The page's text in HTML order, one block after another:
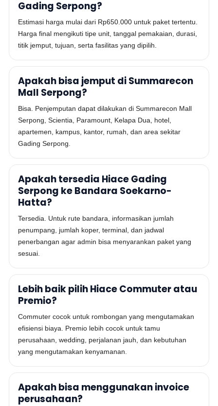
Gading Serpong?
Estimasi harga mulai dari Rp650.000 untuk paket tertentu.
Harga final mengikuti tipe unit, tanggal pemakaian, durasi,
titik jemput, tujuan, serta fasilitas yang dipilih.
Apakah bisa jemput di Summarecon
Mall Serpong?
Bisa. Penjemputan dapat dilakukan di Summarecon Mall
Serpong, Scientia, Paramount, Kelapa Dua, hotel,
apartemen, kampus, kantor, rumah, dan area sekitar
Gading Serpong.
Apakah tersedia Hiace Gading
Serpong ke Bandara Soekarno-
Hatta?
Tersedia. Untuk rute bandara, informasikan jumlah
penumpang, jumlah koper, terminal, dan jadwal
penerbangan agar admin bisa menyarankan paket yang
sesuai.
Lebih baik pilih Hiace Commuter atau
Premio?
Commuter cocok untuk rombongan yang mengutamakan
efisiensi biaya. Premio lebih cocok untuk tamu
perusahaan, wedding, perjalanan jauh, dan kebutuhan
yang mengutamakan kenyamanan.
Apakah bisa menggunakan invoice
perusahaan?